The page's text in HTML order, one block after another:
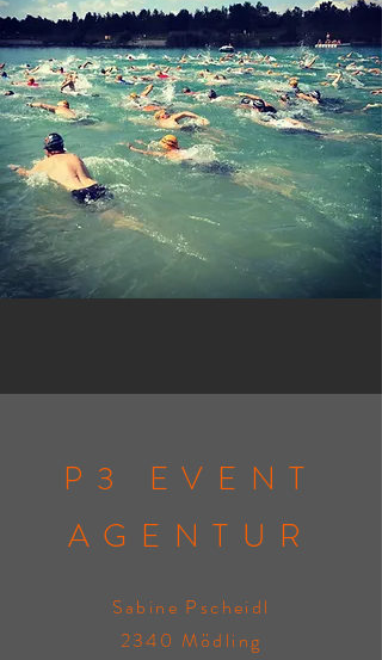
P3 EVENT
AGENTUR
Sabine Pscheidl
2340 Mödling